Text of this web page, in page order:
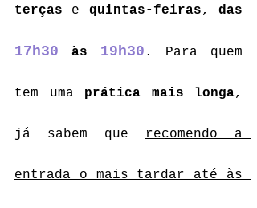
terças e quintas-feiras,
17h30 às 19h30 . Para quem
tem uma prática mais longa,
já sabem que recomendo a
entrada o mais tardar até às